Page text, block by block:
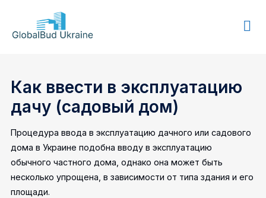
GLOBALBUD
Как ввести в эксплуатацию
дачу (садовый дом)
Процедура ввода в эксплуатацию дачного или садового
дома в Украине подобна вводу в эксплуатацию
обычного частного дома, однако она может быть
несколько упрощена, в зависимости от типа здания и его
площади.